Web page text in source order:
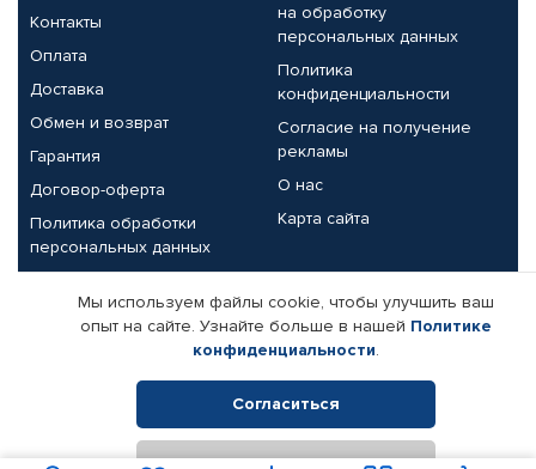
Контакты
Оплата
Доставка
Обмен и возврат
Гарантия
Договор-оферта
Политика обработки
персональных данных
на обработку
персональных данных
Политика
конфиденциальности
Согласие на получение
рекламы
О нас
Карта сайта
Партнерам
Корпоративным клиентам
Поставщикам
Реквизиты компании
Мы используем файлы cookie, чтобы улучшить ваш
опыт на сайте. Узнайте больше в нашей Политике
конфиденциальности.
Согласиться
Отклонить